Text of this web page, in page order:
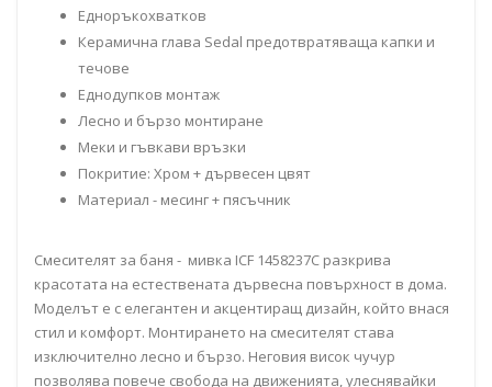
Едноръкохватков
Керамична глава Sedal предотвратяваща капки и
течове
Еднодупков монтаж
Лесно и бързо монтиране
Меки и гъвкави връзки
Покритие: Хром + дървесен цвят
Материал - месинг + пясъчник
Смесителят за баня - мивка ICF 1458237C разкрива
красотата на естествената дървесна повърхност в дома.
Моделът е с елегантен и акцентиращ дизайн, който внася
стил и комфорт. Монтирането на смесителят става
изключително лесно и бързо. Неговия висок чучур
позволява повече свобода на движенията, улеснявайки